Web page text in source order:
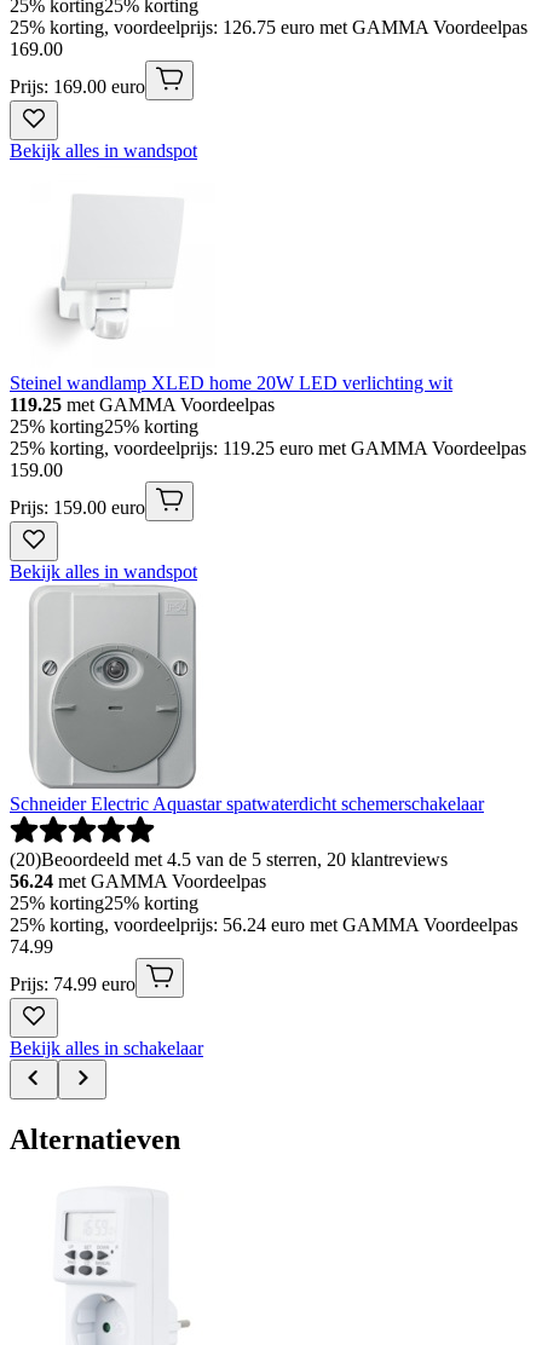
25% korting25% korting
25% korting, voordeelprijs: 126.75 euro met GAMMA Voordeelpas
169.00
Prijs: 169.00 euro
Bekijk alles in wandspot
Steinel wandlamp XLED home 20W LED verlichting wit
119.25 met GAMMA Voordeelpas
25% korting25% korting
25% korting, voordeelprijs: 119.25 euro met GAMMA Voordeelpas
159.00
Prijs: 159.00 euro
Bekijk alles in wandspot
Schneider Electric Aquastar spatwaterdicht schemerschakelaar
(20)Beoordeeld met 4.5 van de 5 sterren, 20 klantreviews
56.24 met GAMMA Voordeelpas
25% korting25% korting
25% korting, voordeelprijs: 56.24 euro met GAMMA Voordeelpas
74.99
Prijs: 74.99 euro
Bekijk alles in schakelaar
Alternatieven